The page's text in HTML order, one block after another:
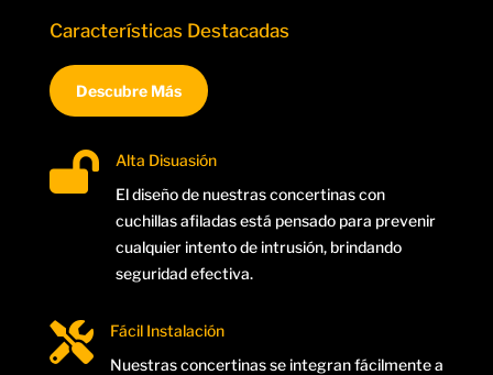
Características Destacadas
Descubre Más

Alta Disuasión
El diseño de nuestras concertinas con
cuchillas afiladas está pensado para prevenir
cualquier intento de intrusión, brindando
seguridad efectiva.

Fácil Instalación
Nuestras concertinas se integran fácilmente a